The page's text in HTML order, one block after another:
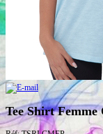
Tee Shirt